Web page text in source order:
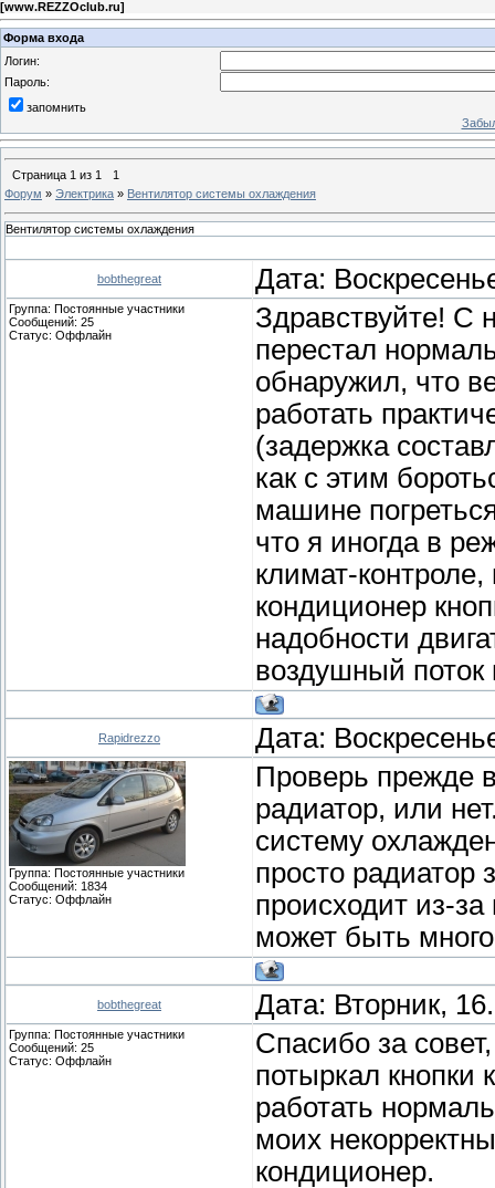
[www.REZZOclub.ru]
Форма входа
Логин:
Пароль:
запомнить
Страница 1 из 1
1
Форум » Электрика » Вентилятор системы охлаждения
Вентилятор системы охлаждения
bobthegreat Дата:
Группа: Постоянные участники
Сообщений: 25
Статус: Оффлайн
Здравствуйте! С
перестал
обнаружил, что
работать
(задержка
как с этим
машине
что я иногда в
климат-
кондиционер
надобности
воздушный
Rapidrezzo Дата:
Группа: Постоянные участники
Сообщений: 1834
Статус: Оффлайн
Проверь прежде
радиатор, или
систему
просто радиатор
происходит из-
может быть
bobthegreat Дата: Вторник,
Группа: Постоянные участники
Сообщений: 25
Статус: Оффлайн
Спасибо за
потыркал кнопки
работать
моих
кондиционер.